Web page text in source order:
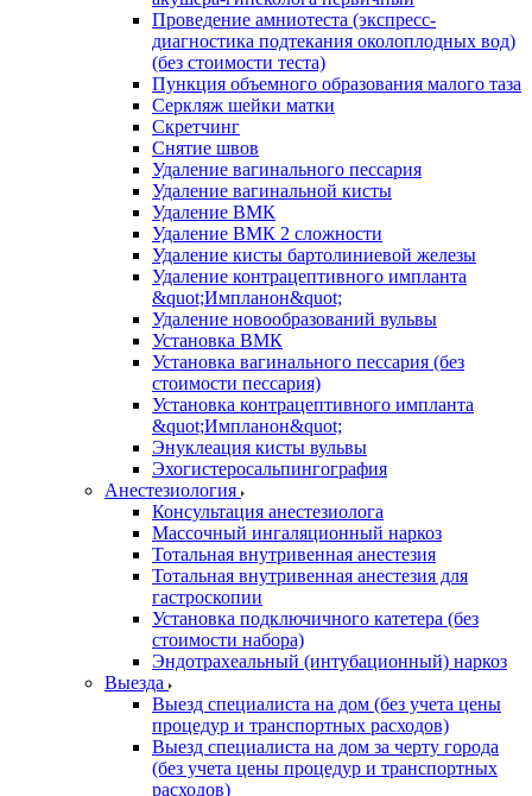
Проведение амниотеста (экспресс-
диагностика подтекания околоплодных вод)
(без стоимости теста)
Пункция объемного образования малого таза
Серкляж шейки матки
Скретчинг
Снятие швов
Удаление вагинального пессария
Удаление вагинальной кисты
Удаление ВМК
Удаление ВМК 2 сложности
Удаление кисты бартолиниевой железы
Удаление контрацептивного импланта
&quot;Импланон&quot;
Удаление новообразований вульвы
Установка ВМК
Установка вагинального пессария (без
стоимости пессария)
Установка контрацептивного импланта
&quot;Импланон&quot;
Энуклеация кисты вульвы
Эхогистеросальпингография
Анестезиология
Консультация анестезиолога
Массочный ингаляционный наркоз
Тотальная внутривенная анестезия
Тотальная внутривенная анестезия для
гастроскопии
Установка подключичного катетера (без
стоимости набора)
Эндотрахеальный (интубационный) наркоз
Выезда
Выезд специалиста на дом (без учета цены
процедур и транспортных расходов)
Выезд специалиста на дом за черту города
(без учета цены процедур и транспортных
расходов)